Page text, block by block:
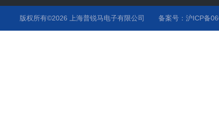
版权所有©2026 上海普锐马电子有限公司 备案号：沪ICP备